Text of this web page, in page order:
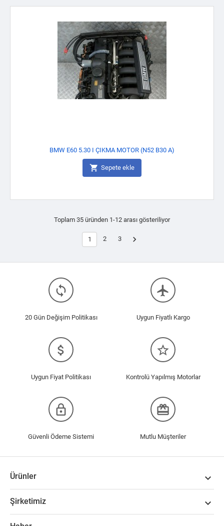
BMW E60 5.30 I ÇIKMA MOTOR (N52 B30 A)
 Sepete ekle
Toplam 35 üründen 1-12 arası gösteriliyor
1 2 3 
loop
20 Gün Değişim Politikası
flight
Uygun Fiyatlı Kargo
attach_money
Uygun Fiyat Politikası
star_border
Kontrolü Yapılmış Motorlar
lock_outline
Güvenli Ödeme Sistemi
redeem
Mutlu Müşteriler
Ürünler 
Şirketimiz 